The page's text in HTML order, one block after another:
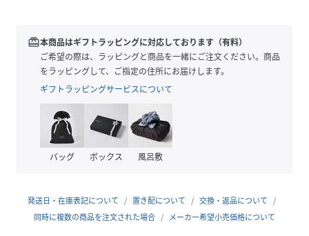
性別タイプ レディース
原産国 中国
ブラック×ネイビー/オフ×グレー:ポリエステ
ル:40%,アクリル:32%,ナイロン:21%,絹:4%,
毛:3%
クリーニング
【本体のみ】40℃まで手洗い可 塩素系漂白不可
タンブル乾燥不可 日陰平干し乾燥 アイロンは
redeem本商品はギフトラッピングに対応しております（有料）
ご希望の際は、ラッピングと商品を一緒にご注文ください。商品
をラッピングして、ご指定の住所にお届けします。
ギフトラッピングサービスについて
バッグ ボックス 風呂敷
発送日・在庫表記について 置き配について
交換・返品について
同時に複数の商品を注文された場合
メーカー希望小売価格について